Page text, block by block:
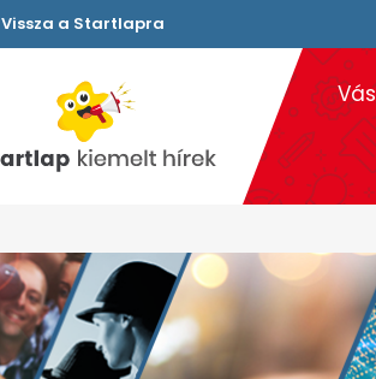
Vissza a Startlapra